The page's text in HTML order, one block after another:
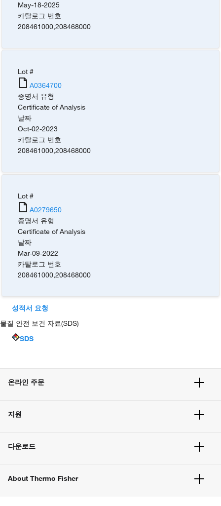
May-18-2025
카탈로그 번호
208461000,208468000
Lot #
A0364700
증명서 유형
Certificate of Analysis
날짜
Oct-02-2023
카탈로그 번호
208461000,208468000
Lot #
A0279650
증명서 유형
Certificate of Analysis
날짜
Mar-09-2022
카탈로그 번호
208461000,208468000
성적서 요청
물질 안전 보건 자료(SDS)
SDS
온라인 주문
주문 방법
벌크 주문
지원
고객 센터
웹사이트 개선사항
다운로드
About Thermo Fisher